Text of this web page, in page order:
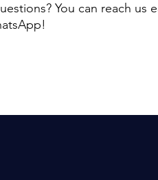
You can reach us